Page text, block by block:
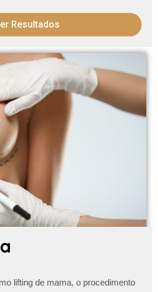
Resultados
lifting de mama, o procedimento